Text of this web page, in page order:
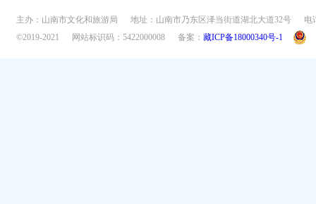
主办：山南市文化和旅游局 地址：山南市乃东区泽当街道湖北大道32号
电
©2019-2021
网站标识码：5422000008 备案： 藏ICP备18000340号-1